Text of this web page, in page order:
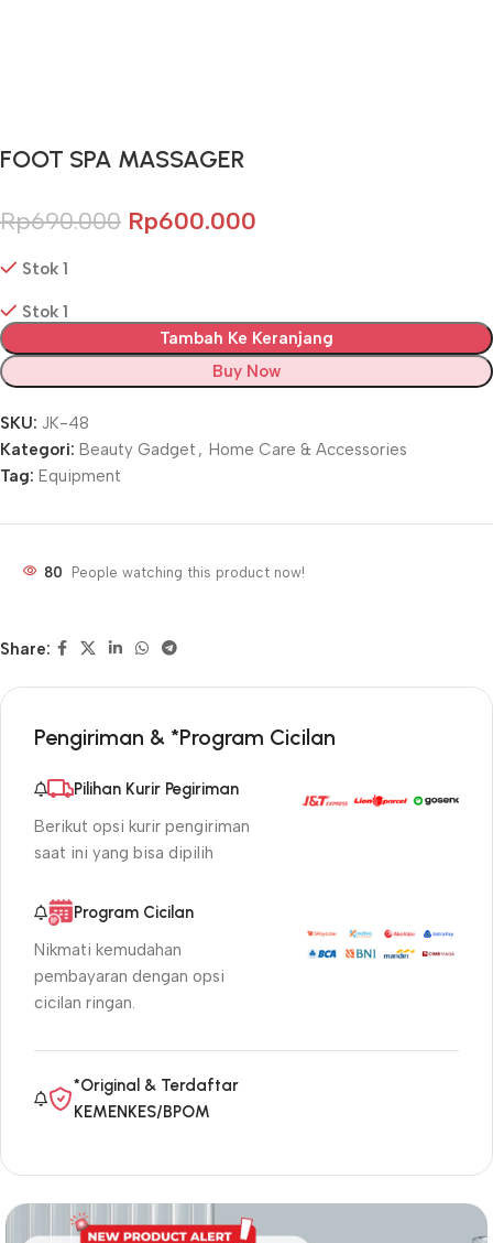
FOOT SPA MASSAGER
Rp690.000 Rp600.000
Stok 1
Stok 1
Tambah Ke Keranjang
Buy Now
SKU: JK-48
Kategori: Beauty Gadget , Home Care & Accessories
Tag: Equipment
80 People watching this product now!
Share:
Pengiriman & *Program Cicilan
Pilihan Kurir Pegiriman
Berikut opsi kurir pengiriman
saat ini yang bisa dipilih
Program Cicilan
Nikmati kemudahan
pembayaran dengan opsi
cicilan ringan.
*Original & Terdaftar
KEMENKES/BPOM